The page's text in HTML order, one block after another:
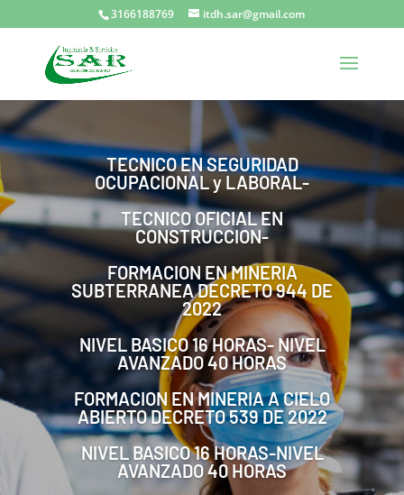
3166188769 itdh.sar@gmail.com
TECNICO EN SEGURIDAD
OCUPACIONAL y LABORAL-
TECNICO OFICIAL EN
CONSTRUCCION-
FORMACION EN MINERIA
SUBTERRANEA DECRETO 944 DE
2022
NIVEL BASICO 16 HORAS- NIVEL
AVANZADO 40 HORAS
FORMACION EN MINERIA A CIELO
ABIERTO DECRETO 539 DE 2022
NIVEL BASICO 16 HORAS-NIVEL
AVANZADO 40 HORAS